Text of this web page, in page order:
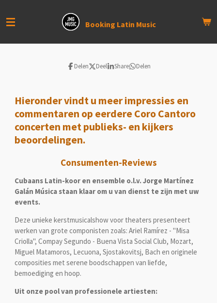
direct
Booking Latin Music
Delen Deel Share Delen
Hieronder vindt u meer impressies en
commentaren op eerdere Coro Cantoro
concerten met publieks- en kijkers
beoordelingen.
Consumenten-Reviews
Cubaans Latin-koor en ensemble o.l.v. Jorge Martínez
Galán Música staan ​​klaar om u van dienst te zijn met uw
events.
Deze unieke kerstmusicalshow voor theaters presenteert
werken van grote componisten zoals: Ariel Ramírez - "Misa
Criolla", Compay Segundo - Buena Vista Social Club, Mozart,
Miguel Matamoros, Lecuona, Sjostakovitsj, Bach en originele
composities met serene boodschappen van liefde,
bemoediging en hoop.
Uit onze pool van professionele artiesten: